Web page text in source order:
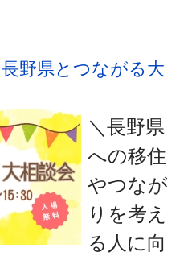
野県とつながる大
＼長野県
への移住
やつなが
りを考え
る人に向